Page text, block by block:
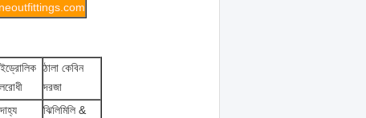
ঠালা কেবিন
দরজা
ঝিলিমিলি &